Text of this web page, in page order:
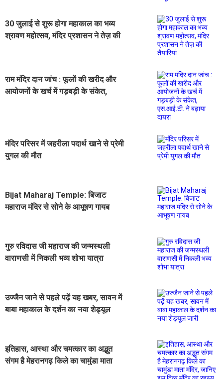
30 जुलाई से शुरू होगा महाकाल का भव्य
श्रावण महोत्सव, मंदिर प्रशासन ने तेज़ की
राम मंदिर दान जांच : फूलों की खरीद और
आयोजनों के खर्च में गड़बड़ी के संकेत,
मंदिर परिसर में जहरीला पदार्थ खाने से प्रेमी
युगल की मौत
Bijat Maharaj Temple: बिजाट
महाराज मंदिर से सोने के आभूषण गायब
गुरु रविदास जी महाराज की जन्मस्थली
वाराणसी में निकली भव्य शोभा यात्रा
उज्जैन जाने से पहले पढ़ें यह खबर, सावन में
बाबा महाकाल के दर्शन का नया शेड्यूल
इतिहास, आस्था और चमत्कार का अद्भुत
संगम है मेहरानगढ़ किले का चामुंडा माता